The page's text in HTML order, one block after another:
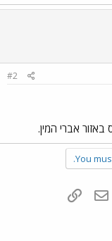
#2
אברי המין.
You
דואר אלקטרוני